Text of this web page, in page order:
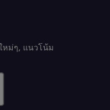
หม่ๆ, แนวโน้ม